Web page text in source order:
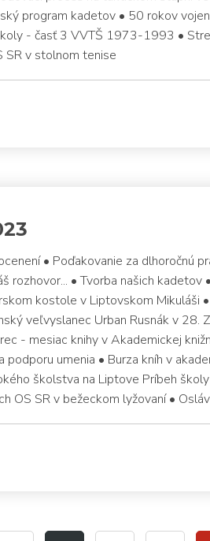
program kadetov • 50 rokov
- časť 3 VVTŠ 1973-1993 •
SR v stolnom tenise
• Poďakovanie za dlhoročnú
rozhovor... • Tvorba našich kadetov
kostole v Liptovskom Mikuláši
veľvyslanec Urban Rusnák v 28.
- mesiac knihy v Akademickej
podporu umenia • Burza kníh v
školstva na Liptove Príbeh
OS SR v bežeckom lyžovaní •